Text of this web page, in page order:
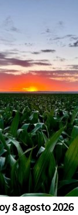
8 agosto 2026